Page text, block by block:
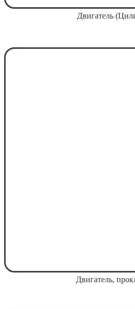
Двигатель
Двигатель,